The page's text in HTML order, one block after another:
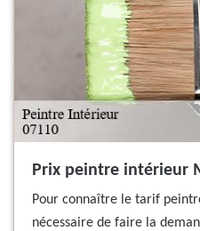
Prix peintre intérieur
Pour connaître le tarif
nécessaire de faire la